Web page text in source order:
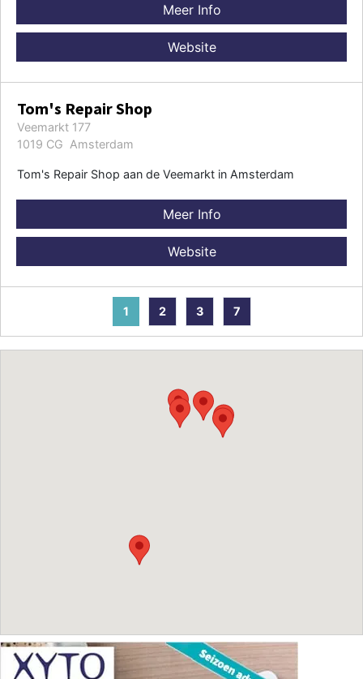
Meer Info
Website
Tom's Repair Shop
Veemarkt 177
1019 CG Amsterdam
Tom's Repair Shop aan de Veemarkt in Amsterdam
Meer Info
Website
1 2 3 7